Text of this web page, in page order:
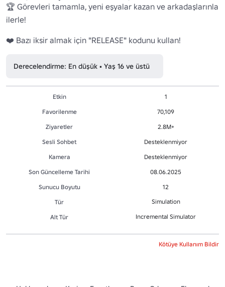
🏆 Görevleri tamamla, yeni eşyalar kazan ve arkadaşlarınla
ilerle!
❤️ Bazı iksir almak için "RELEASE" kodunu kullan!
Derecelendirme: En düşük • Yaş 16 ve üstü
Etkin
1
Favorilenme
70,109
Ziyaretler
2.8M+
Sesli Sohbet
Desteklenmiyor
Kamera
Desteklenmiyor
Son Güncelleme Tarihi
08.06.2025
Sunucu Boyutu
12
Tür
Simulation
Alt Tür Incremental Simulator
Kötüye Kullanım Bildir